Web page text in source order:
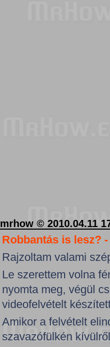
mrhow © 2010.04.11
Robbantás is lesz?
Rajzoltam valami
Le szerettem volna
nyomta meg, végül
videofelvételt
Amikor a felvételt
szavazófülkén